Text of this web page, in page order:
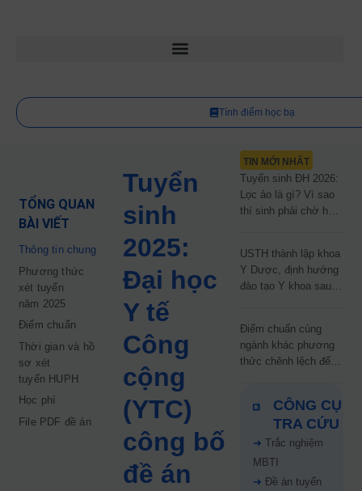
Tính điểm học bạ
TỔNG QUAN
BÀI VIẾT
Thông tin chung
Phương thức
xét tuyển
năm 2025
Điểm chuẩn
Thời gian và hồ
sơ xét
tuyển HUPH
Học phí
File PDF đề án
Tuyển
sinh
2025:
Đại học
Y tế
Công
cộng
(YTC)
công bố
đề án
TIN MỚI NHẤT
Tuyển sinh ĐH 2026:
Lọc ảo là gì? Vì sao
thí sinh phải chờ hơn
USTH thành lập khoa
Y Dược, định hướng
đào tạo Y khoa sau
Điểm chuẩn cùng
ngành khác phương
thức chênh lệch đến
CÔNG CỤ
TRA CỨU
➜ Trắc nghiệm
MBTI
➜ Đề án tuyển